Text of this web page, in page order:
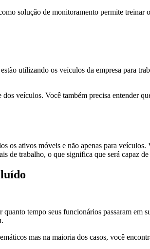
solução de monitoramento permite treinar
utilizando os veículos da empresa para
veículos. Você também precisa entender
os ativos móveis e não apenas para
de trabalho, o que significa que será capaz
tempo seus funcionários passaram
mas na maioria dos casos, você